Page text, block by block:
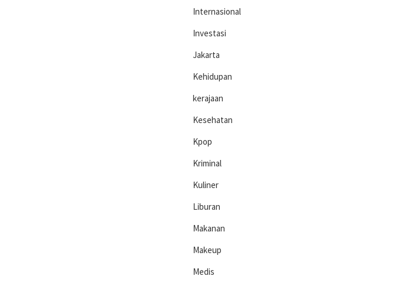
Internasional
Investasi
Jakarta
Kehidupan
kerajaan
Kesehatan
Kpop
Kriminal
Kuliner
Liburan
Makanan
Makeup
Medis